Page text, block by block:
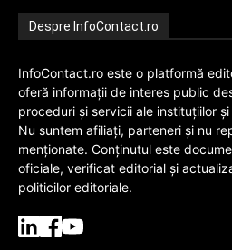
Despre InfoContact.ro
InfoContact.ro este o platformă
oferă informații de interes public
proceduri și servicii ale instituțiilor
Nu suntem afiliați, parteneri și nu
menționate. Conținutul este
oficiale, verificat editorial și
politicilor editoriale.